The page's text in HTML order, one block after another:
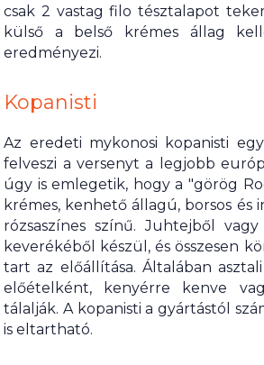
csak 2 vastag filo tésztalapot
külső a belső krémes állag
eredményezi.
Kopanisti
Az eredeti mykonosi kopanisti
felveszi a versenyt a legjobb
úgy is emlegetik, hogy a "görög
krémes, kenhető állagú, borsos és
rózsaszínes színű. Juhtejből
keverékéből készül, és összesen
tart az előállítása. Általában
előételként, kenyérre kenve
tálalják. A kopanisti a gyártástól
is eltartható.